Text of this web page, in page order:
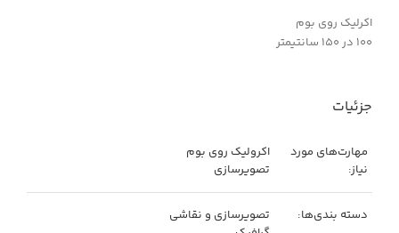
اکرلیک روی بوم
۱۰۰ در ۱۵۰ سانتیمتر
جزئیات
مهارت‌های مورد
نیاز:
اکرولیک روی بوم
تصویرسازی
دسته بندی‌ها:
تصویرسازی و نقاشی